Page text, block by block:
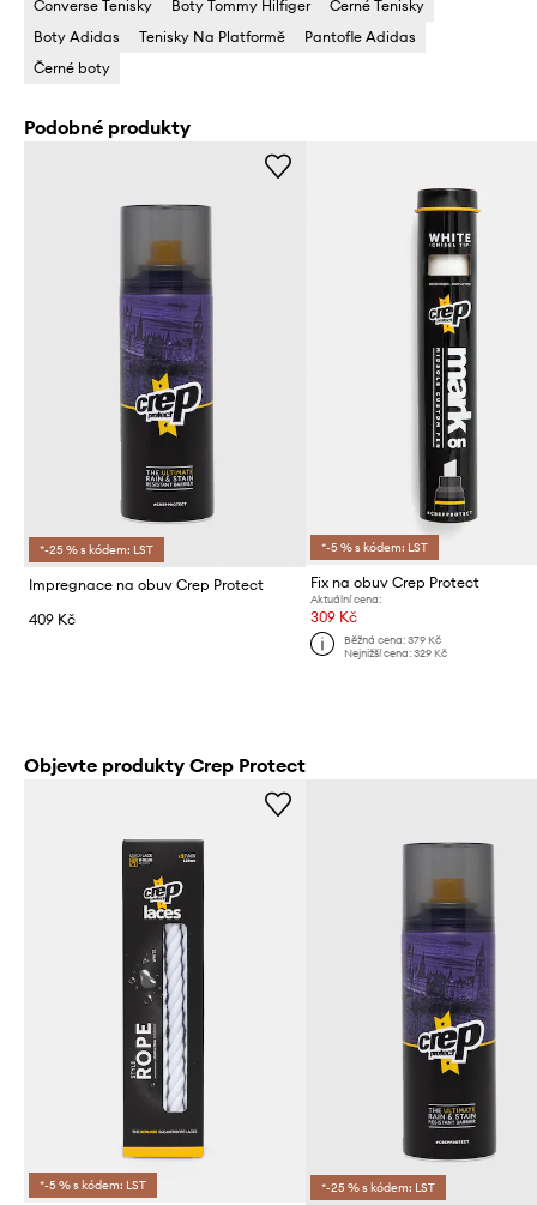
Converse Tenisky Boty Tommy Hilfiger
Černé Tenisky
Boty Adidas
Tenisky Na Platformě
Pantofle Adidas
Černé boty
Podobné produkty
*-25 % s kódem: LST
Impregnace na obuv Crep Protect
409 Kč
*-5 % s kódem: LST
Fix na obuv Crep Protect
Aktuální cena:
309 Kč
Běžná cena: 379 Kč
Nejnižší cena: 329 Kč
Objevte produkty Crep Protect
*-5 % s kódem: LST *-25 % s kódem: LST